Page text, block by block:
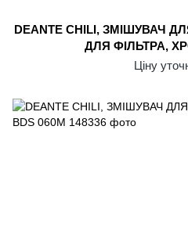
DEANTE CHILI, ЗМІШУВАЧ
ДЛЯ ФІЛЬТРА,
Ціну